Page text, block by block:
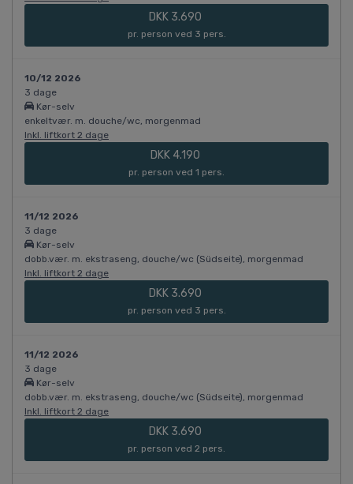
DKK 3.690
pr. person ved 3 pers.
10/12 2026
3 dage
Kør-selv
enkeltvær. m. douche/wc, morgenmad
Inkl. liftkort 2 dage
DKK 4.190
pr. person ved 1 pers.
11/12 2026
3 dage
Kør-selv
dobb.vær. m. ekstraseng, douche/wc (Südseite), morgenmad
Inkl. liftkort 2 dage
DKK 3.690
pr. person ved 3 pers.
11/12 2026
3 dage
Kør-selv
dobb.vær. m. ekstraseng, douche/wc (Südseite), morgenmad
Inkl. liftkort 2 dage
DKK 3.690
pr. person ved 2 pers.